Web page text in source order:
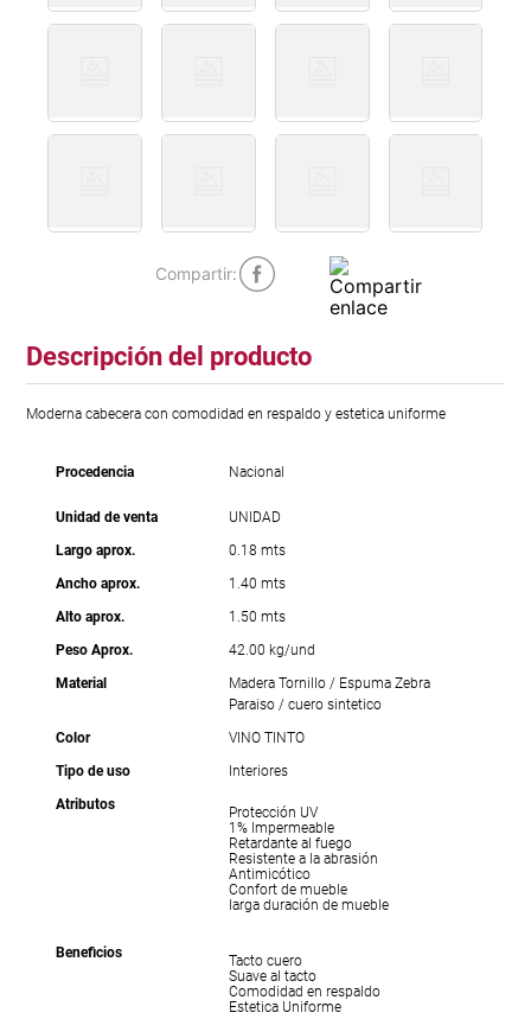
Descripción del producto
Moderna cabecera con comodidad en respaldo y estetica uniforme
Procedencia Nacional
Unidad de venta
UNIDAD
Largo aprox.
0.18 mts
Ancho aprox.
1.40 mts
Alto aprox.
1.50 mts
Peso Aprox.
42.00 kg/und
Material
Madera Tornillo / Espuma Zebra
Paraiso / cuero sintetico
Color
VINO TINTO
Tipo de uso
Interiores
Atributos
Protección UV
1% Impermeable
Retardante al fuego
Resistente a la abrasión
Antimicótico
Confort de mueble
larga duración de mueble
Beneficios
Tacto cuero
Suave al tacto
Comodidad en respaldo
Estetica Uniforme